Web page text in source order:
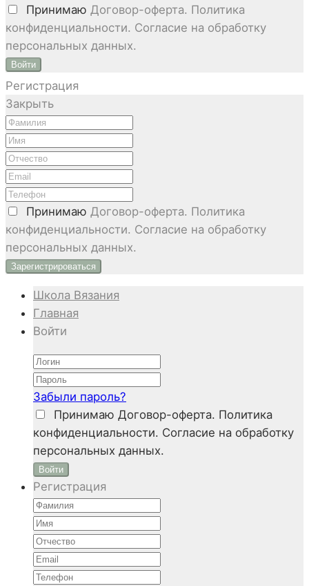
Принимаю Договор-оферта. Политика
конфиденциальности. Согласие на обработку
персональных данных.
Войти
Регистрация
Закрыть
Принимаю Договор-оферта. Политика
конфиденциальности. Согласие на обработку
персональных данных.
Школа Вязания
Главная
Войти
Забыли пароль?
Принимаю Договор-оферта. Политика
конфиденциальности. Согласие на обработку
персональных данных.
Войти
Регистрация